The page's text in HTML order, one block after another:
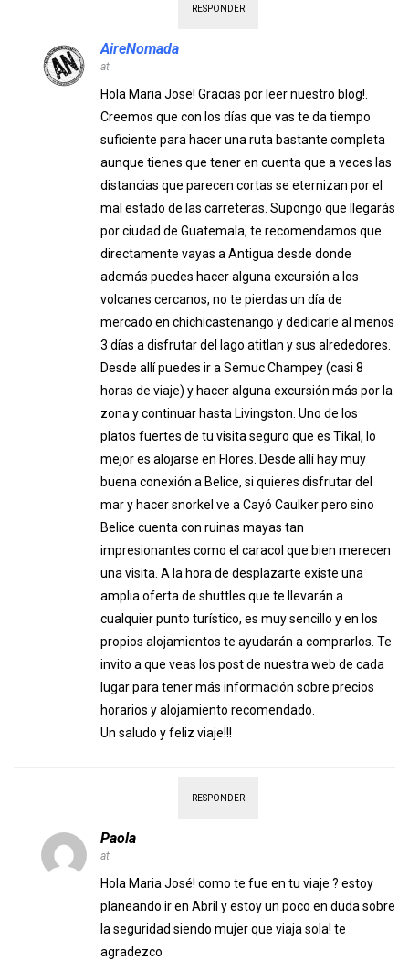
RESPONDER
AireNomada
at
Hola Maria Jose! Gracias por leer nuestro blog!.
Creemos que con los días que vas te da tiempo
suficiente para hacer una ruta bastante completa
aunque tienes que tener en cuenta que a veces las
distancias que parecen cortas se eternizan por el
mal estado de las carreteras. Supongo que llegarás
por ciudad de Guatemala, te recomendamos que
directamente vayas a Antigua desde donde
además puedes hacer alguna excursión a los
volcanes cercanos, no te pierdas un día de
mercado en chichicastenango y dedicarle al menos
3 días a disfrutar del lago atitlan y sus alrededores.
Desde allí puedes ir a Semuc Champey (casi 8
horas de viaje) y hacer alguna excursión más por la
zona y continuar hasta Livingston. Uno de los
platos fuertes de tu visita seguro que es Tikal, lo
mejor es alojarse en Flores. Desde allí hay muy
buena conexión a Belice, si quieres disfrutar del
mar y hacer snorkel ve a Cayó Caulker pero sino
Belice cuenta con ruinas mayas tan
impresionantes como el caracol que bien merecen
una visita. A la hora de desplazarte existe una
amplia oferta de shuttles que te llevarán a
cualquier punto turístico, es muy sencillo y en los
propios alojamientos te ayudarán a comprarlos. Te
invito a que veas los post de nuestra web de cada
lugar para tener más información sobre precios
horarios y alojamiento recomendado.
Un saludo y feliz viaje!!!
RESPONDER
Paola
at
Hola Maria José! como te fue en tu viaje ? estoy
planeando ir en Abril y estoy un poco en duda sobre
la seguridad siendo mujer que viaja sola! te
agradezco